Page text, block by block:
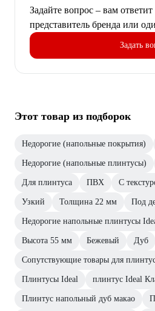
Задайте вопрос – вам
представитель бренда или
Задать
Этот товар из подборок
Недорогие (напольные покрытия)
Недорогие (напольные плинтусы)
Для плинтуса ПВХ С
Узкий Толщина 22 мм Под
Недорогие напольные плинтусы
Высота 55 мм Бежевый Дуб
Сопутствующие товары для
Плинтусы Ideal плинтус Ideal
Плинтус напольный дуб макао